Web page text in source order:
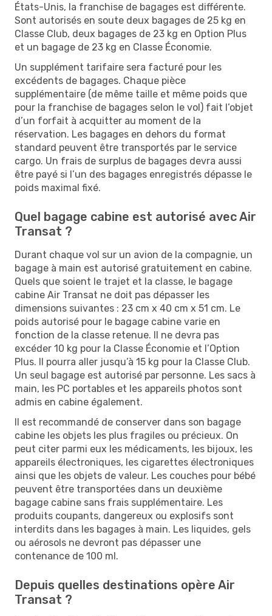
États-Unis, la franchise de bagages est différente.
Sont autorisés en soute deux bagages de 25 kg en
Classe Club, deux bagages de 23 kg en Option Plus
et un bagage de 23 kg en Classe Économie.
Un supplément tarifaire sera facturé pour les
excédents de bagages. Chaque pièce
supplémentaire (de même taille et même poids que
pour la franchise de bagages selon le vol) fait l’objet
d’un forfait à acquitter au moment de la
réservation. Les bagages en dehors du format
standard peuvent être transportés par le service
cargo. Un frais de surplus de bagages devra aussi
être payé si l’un des bagages enregistrés dépasse le
poids maximal fixé.
Quel bagage cabine est autorisé avec Air
Transat ?
Durant chaque vol sur un avion de la compagnie, un
bagage à main est autorisé gratuitement en cabine.
Quels que soient le trajet et la classe, le bagage
cabine Air Transat ne doit pas dépasser les
dimensions suivantes : 23 cm x 40 cm x 51 cm. Le
poids autorisé pour le bagage cabine varie en
fonction de la classe retenue. Il ne devra pas
excéder 10 kg pour la Classe Économie et l’Option
Plus. Il pourra aller jusqu’à 15 kg pour la Classe Club.
Un seul bagage est autorisé par personne. Les sacs à
main, les PC portables et les appareils photos sont
admis en cabine également.
Il est recommandé de conserver dans son bagage
cabine les objets les plus fragiles ou précieux. On
peut citer parmi eux les médicaments, les bijoux, les
appareils électroniques, les cigarettes électroniques
ainsi que les objets de valeur. Les couches pour bébé
peuvent être transportées dans un deuxième
bagage cabine sans frais supplémentaire. Les
produits coupants, dangereux ou explosifs sont
interdits dans les bagages à main. Les liquides, gels
ou aérosols ne devront pas dépasser une
contenance de 100 ml.
Depuis quelles destinations opère Air
Transat ?